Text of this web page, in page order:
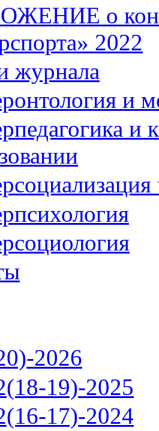
о
2022
журнала
и
и
2026
19)-2025
17)-2024